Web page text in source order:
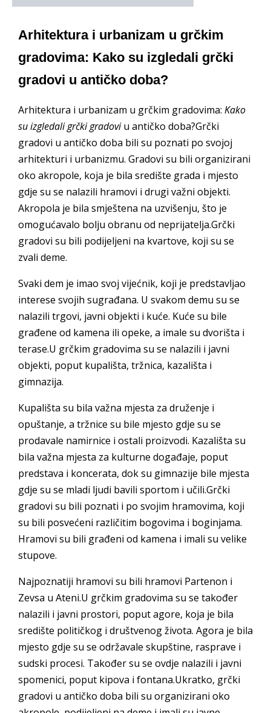
Arhitektura i urbanizam u grčkim
gradovima: Kako su izgledali grčki
gradovi u antičko doba?
Arhitektura i urbanizam u grčkim gradovima: Kako
su izgledali grčki gradoviu antičko doba?Grčki
gradovi u antičko doba bili su poznati po svojoj
arhitekturi i urbanizmu. Gradovi su bili organizirani
oko akropole, koja je bila središte grada i mjesto
gdje su se nalazili hramovi i drugi važni objekti.
Akropola je bila smještena na uzvišenju, što je
omogućavalo bolju obranu od neprijatelja.Grčki
gradovi su bili podijeljeni na kvartove, koji su se
zvali deme.
Svaki dem je imao svoj vijećnik, koji je predstavljao
interese svojih sugrađana. U svakom demu su se
nalazili trgovi, javni objekti i kuće. Kuće su bile
građene od kamena ili opeke, a imale su dvorišta i
terase.U grčkim gradovima su se nalazili i javni
objekti, poput kupališta, tržnica, kazališta i
gimnazija.
Kupališta su bila važna mjesta za druženje i
opuštanje, a tržnice su bile mjesto gdje su se
prodavale namirnice i ostali proizvodi. Kazališta su
bila važna mjesta za kulturne događaje, poput
predstava i koncerata, dok su gimnazije bile mjesta
gdje su se mladi ljudi bavili sportom i učili.Grčki
gradovi su bili poznati i po svojim hramovima, koji
su bili posvećeni različitim bogovima i boginjama.
Hramovi su bili građeni od kamena i imali su velike
stupove.
Najpoznatiji hramovi su bili hramovi Partenon i
Zevsa u Ateni.U grčkim gradovima su se također
nalazili i javni prostori, poput agore, koja je bila
središte političkog i društvenog života. Agora je bila
mjesto gdje su se održavale skupštine, rasprave i
sudski procesi. Također su se ovdje nalazili i javni
spomenici, poput kipova i fontana.Ukratko, grčki
gradovi u antičko doba bili su organizirani oko